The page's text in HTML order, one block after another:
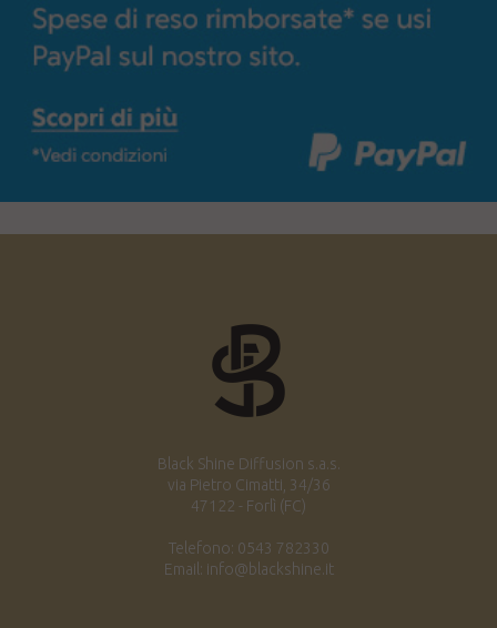
Black Shine Diffusion s.a.s.
via Pietro Cimatti, 34/36
47122 - Forlì (FC)
Telefono: 0543 782330
Email: info@blackshine.it